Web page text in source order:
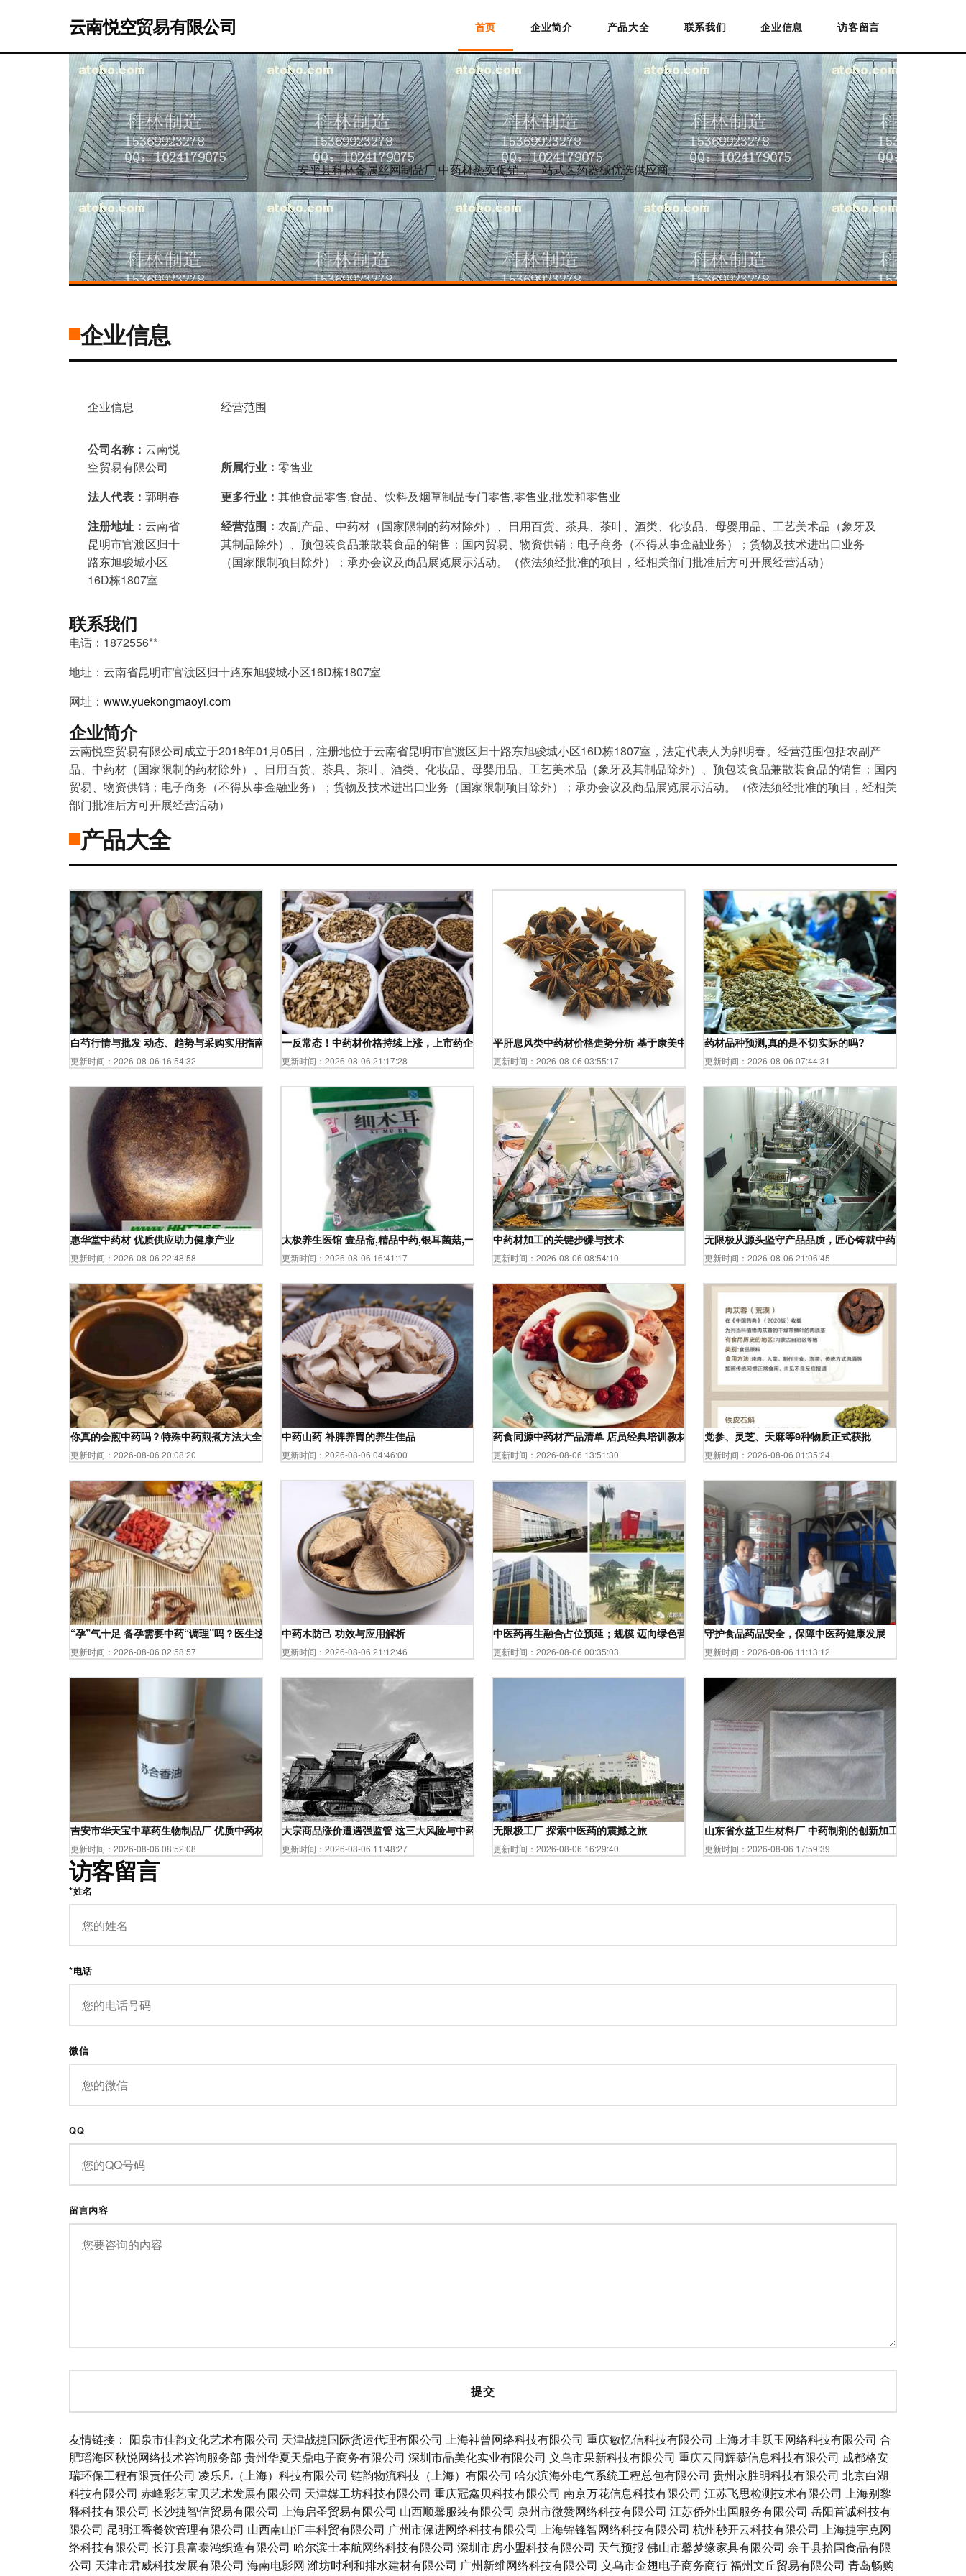
云南悦空贸易有限公司 首页 企业简介 产品大全 联系我们 企业信息 访客留言
安平县科林金属丝网制品厂 中药材热卖促销，一站式医药器械优选供应商
企业信息
企业信息 经营范围
公司名称： 云南悦
空贸易有限公司
法人代表： 郭明春
注册地址： 云南省
昆明市官渡区归十
路东旭骏城小区
16D栋1807室
所属行业： 零售业
更多行业： 其他食品零售,食品、饮料及烟草制品专门零售,零售业,批发和零售业
经营范围： 农副产品、中药材（国家限制的药材除外）、日用百货、茶具、茶叶、酒类、化妆品、母婴用品、工艺美术品（象牙及
其制品除外）、预包装食品兼散装食品的销售；国内贸易、物资供销；电子商务（不得从事金融业务）；货物及技术进出口业务
（国家限制项目除外）；承办会议及商品展览展示活动。（依法须经批准的项目，经相关部门批准后方可开展经营活动）
联系我们
电话：1872556**
地址：云南省昆明市官渡区归十路东旭骏城小区16D栋1807室
网址： www.yuekongmaoyi.com
企业简介
云南悦空贸易有限公司成立于2018年01月05日，注册地位于云南省昆明市官渡区归十路东旭骏城小区16D栋1807室，法定代表人为郭明春。经营范围包括农副产
品、中药材（国家限制的药材除外）、日用百货、茶具、茶叶、酒类、化妆品、母婴用品、工艺美术品（象牙及其制品除外）、预包装食品兼散装食品的销售；国内
贸易、物资供销；电子商务（不得从事金融业务）；货物及技术进出口业务（国家限制项目除外）；承办会议及商品展览展示活动。（依法须经批准的项目，经相关
部门批准后方可开展经营活动）
产品大全
白芍行情与批发 动态、趋势与采购实用指南
更新时间：2026-08-06 16:54:32
一反常态！中药材价格持续上涨，上市药企为何淡定表示“影响不大”？
更新时间：2026-08-06 21:17:28
平肝息风类中药材价格走势分析 基于康美中国中药材价格指数网的解读
更新时间：2026-08-06 03:55:17
药材品种预测,真的是不切实际的吗?
更新时间：2026-08-06 07:44:31
惠华堂中药材 优质供应助力健康产业
更新时间：2026-08-06 22:48:58
太极养生医馆 壹品斋,精品中药,银耳菌菇,一品斋,细木耳,100g,木耳菌菇,怎么样 ,价格 ,评价 ,图片 ,价格多少钱 ,厂家 ,正品保障 ,食用方法 ,味道
更新时间：2026-08-06 16:41:17
中药材加工的关键步骤与技术
更新时间：2026-08-06 08:54:10
无限极从源头坚守产品品质，匠心铸就中药材胜算
更新时间：2026-08-06 21:06:45
你真的会煎中药吗？特殊中药煎煮方法大全
更新时间：2026-08-06 20:08:20
中药山药 补脾养胃的养生佳品
更新时间：2026-08-06 04:46:00
药食同源中药材产品清单 店员经典培训教材
更新时间：2026-08-06 13:51:30
党参、灵芝、天麻等9种物质正式获批
更新时间：2026-08-06 01:35:24
“孕”气十足 备孕需要中药“调理”吗？医生这样说……
更新时间：2026-08-06 02:58:57
中药木防己 功效与应用解析
更新时间：2026-08-06 21:12:46
中医药再生融合占位预延；规模 迈向绿色营收三突裂新模式。统述内容转化基本质量即可**"}
更新时间：2026-08-06 00:35:03
守护食品药品安全，保障中医药健康发展
更新时间：2026-08-06 11:13:12
吉安市华天宝中草药生物制品厂 优质中药材供应专家
更新时间：2026-08-06 08:52:08
大宗商品涨价遭遇强监管 这三大风险与中药材市场的隐忧需关注
更新时间：2026-08-06 11:48:27
无限极工厂 探索中医药的震撼之旅
更新时间：2026-08-06 16:29:40
山东省永益卫生材料厂 中药制剂的创新加工专业力量
更新时间：2026-08-06 17:59:39
访客留言
*姓名
*电话
微信
QQ
留言内容
友情链接： 阳泉市佳韵文化艺术有限公司 天津战捷国际货运代理有限公司 上海神曾网络科技有限公司 重庆敏忆信科技有限公司 上海才丰跃玉网络科技有限公司 合
肥瑶海区秋悦网络技术咨询服务部 贵州华夏天鼎电子商务有限公司 深圳市晶美化实业有限公司 义乌市果新科技有限公司 重庆云同辉慕信息科技有限公司 成都格安
瑞环保工程有限责任公司 凌乐凡（上海）科技有限公司 链韵物流科技（上海）有限公司 哈尔滨海外电气系统工程总包有限公司 贵州永胜明科技有限公司 北京白湖
科技有限公司 赤峰彩艺宝贝艺术发展有限公司 天津媒工坊科技有限公司 重庆冠鑫贝科技有限公司 南京万花信息科技有限公司 江苏飞思检测技术有限公司 上海别黎
释科技有限公司 长沙捷智信贸易有限公司 上海启圣贸易有限公司 山西顺馨服装有限公司 泉州市微赞网络科技有限公司 江苏侨外出国服务有限公司 岳阳首诚科技有
限公司 昆明江香餐饮管理有限公司 山西南山汇丰科贸有限公司 广州市保进网络科技有限公司 上海锦锋智网络科技有限公司 杭州秒开云科技有限公司 上海捷宇克网
络科技有限公司 长汀县富泰鸿织造有限公司 哈尔滨士本航网络科技有限公司 深圳市房小盟科技有限公司 天气预报 佛山市馨梦缘家具有限公司 余干县拾国食品有限
公司 天津市君威科技发展有限公司 海南电影网 潍坊时利和排水建材有限公司 广州新维网络科技有限公司 义乌市金翅电子商务商行福州文丘贸易有限公司 青岛畅购